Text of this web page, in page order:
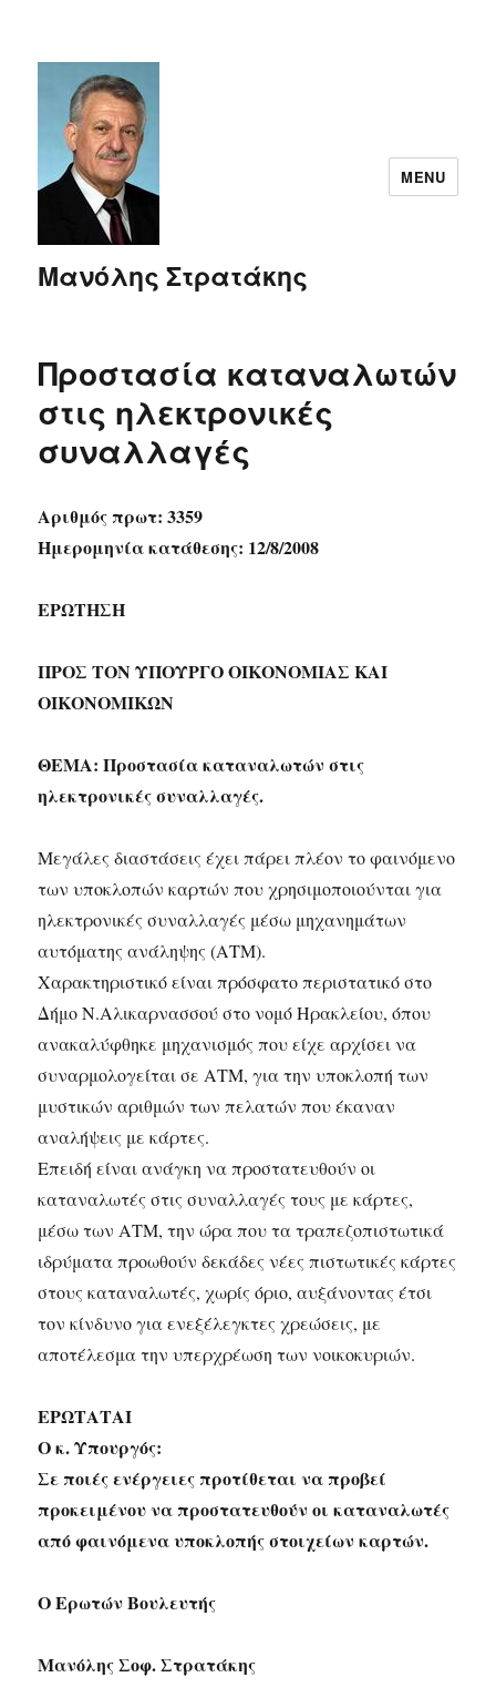
Μανόλης Στρατάκης
MENU
Προστασία καταναλωτών
στις ηλεκτρονικές
συναλλαγές
Αριθμός πρωτ: 3359
Ημερομηνία κατάθεσης: 12/8/2008
ΕΡΩΤΗΣΗ
ΠΡΟΣ ΤΟN ΥΠΟΥΡΓΟ ΟΙΚΟΝΟΜΙΑΣ ΚΑΙ
ΟΙΚΟΝΟΜΙΚΩΝ
ΘΕΜΑ: Προστασία καταναλωτών στις
ηλεκτρονικές συναλλαγές.
Μεγάλες διαστάσεις έχει πάρει πλέον το φαινόμενο
των υποκλοπών καρτών που χρησιμοποιούνται για
ηλεκτρονικές συναλλαγές μέσω μηχανημάτων
αυτόματης ανάληψης (ΑΤΜ).
Χαρακτηριστικό είναι πρόσφατο περιστατικό στο
Δήμο Ν.Αλικαρνασσού στο νομό Ηρακλείου, όπου
ανακαλύφθηκε μηχανισμός που είχε αρχίσει να
συναρμολογείται σε ΑΤΜ, για την υποκλοπή των
μυστικών αριθμών των πελατών που έκαναν
αναλήψεις με κάρτες.
Επειδή είναι ανάγκη να προστατευθούν οι
καταναλωτές στις συναλλαγές τους με κάρτες,
μέσω των ΑΤΜ, την ώρα που τα τραπεζοπιστωτικά
ιδρύματα προωθούν δεκάδες νέες πιστωτικές κάρτες
στους καταναλωτές, χωρίς όριο, αυξάνοντας έτσι
τον κίνδυνο για ενεξέλεγκτες χρεώσεις, με
αποτέλεσμα την υπερχρέωση των νοικοκυριών.
ΕΡΩΤΑΤΑΙ
Ο κ. Υπουργός:
Σε ποιές ενέργειες προτίθεται να προβεί
προκειμένου να προστατευθούν οι καταναλωτές
από φαινόμενα υποκλοπής στοιχείων καρτών.
Ο Ερωτών Βουλευτής
Μανόλης Σοφ. Στρατάκης